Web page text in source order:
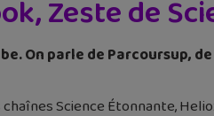
Zeste de
On parle de Parcoursup,
Science Étonnante,